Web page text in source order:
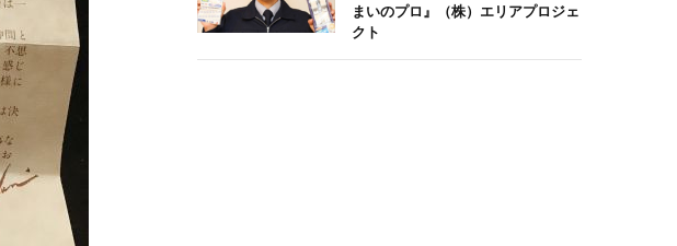
まいのプロ』（株）エリアプロジェ
クト